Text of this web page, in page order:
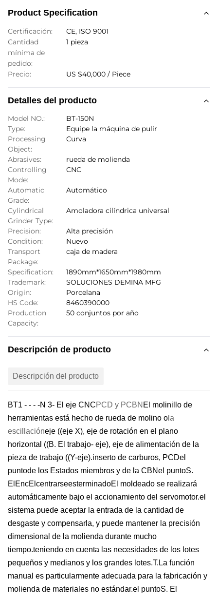
Product Specification
Certificación:
CE, ISO 9001
Cantidad
mínima de
pedido:
1 pieza
Precio: US $40,000 / Piece
Detalles del producto
Model NO.:
BT-150N
Type:
Equipe la máquina de pulir
Processing
Object:
Curva
Abrasives:
rueda de molienda
Controlling
Mode:
CNC
Automatic
Grade:
Automático
Cylindrical
Grinder Type:
Amoladora cilíndrica universal
Precision:
Alta precisión
Condition:
Nuevo
Transport
Package:
caja de madera
Specification:
1890mm*1650mm*1980mm
Trademark:
SOLUCIONES DEMINA MFG
Origin:
Porcelana
HS Code:
8460390000
Production
Capacity:
50 conjuntos por año
Descripción de producto
Descripción del producto
BT1 - - - -N 3- El eje CNCPCD y PCBN El molinillo de
herramientas está hecho de rueda de molino o la
escillacióneje ((eje X), eje de rotación en el plano
horizontal ((B. El trabajo- eje), eje de alimentación de la
pieza de trabajo ((Y-eje).inserto de carburos, PCDel
puntode los Estados miembros y de la CBNel puntoS.
El EncEl centrarseesterminadoEl moldeado se realizará
automáticamente bajo el accionamiento del servomotor.el
sistema puede aceptar la entrada de la cantidad de
desgaste y compensarla, y puede mantener la precisión
dimensional de la molienda durante mucho
tiempo.teniendo en cuenta las necesidades de los lotes
pequeños y medianos y los grandes lotes.T. La función
manual es particularmente adecuada para la fabricación y
molienda de materiales no estándar.el puntoS. El